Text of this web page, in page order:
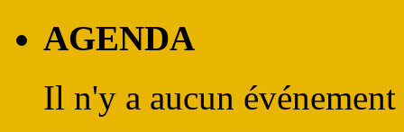
AGENDA
Il n'y a aucun